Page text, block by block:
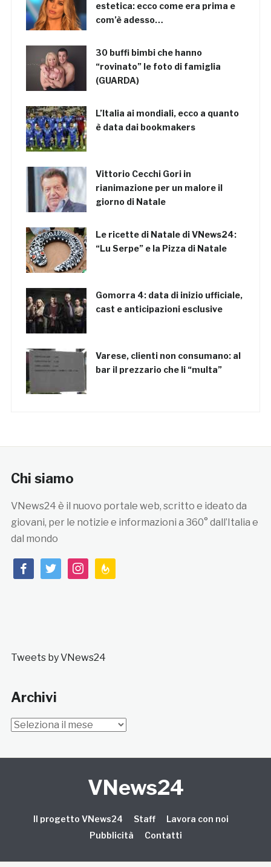
estetica: ecco come era prima e
com’è adesso…
30 buffi bimbi che hanno
“rovinato” le foto di famiglia
(GUARDA)
L’Italia ai mondiali, ecco a quanto
è data dai bookmakers
Vittorio Cecchi Gori in
rianimazione per un malore il
giorno di Natale
Le ricette di Natale di VNews24:
“Lu Serpe” e la Pizza di Natale
Gomorra 4: data di inizio ufficiale,
cast e anticipazioni esclusive
Varese, clienti non consumano: al
bar il prezzario che li “multa”
Chi siamo
VNews24 è il nuovo portale web, scritto e ideato da
giovani, per le notizie e informazioni a 360° dall’Italia e
dal mondo
facebooktwitterinstagramfeedburner
Tweets by VNews24
Archivi
Archivi
VNews24
Il progetto VNews24 Staff
Lavora con noi
Pubblicità
Contatti